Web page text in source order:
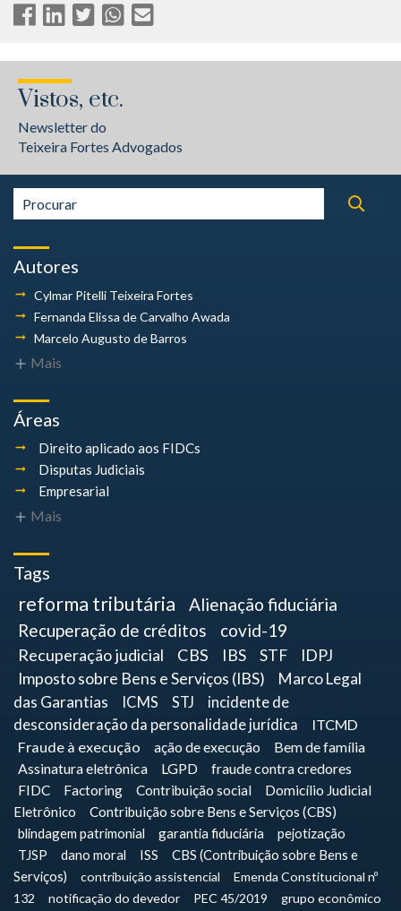
Vistos, etc.
Newsletter do
Teixeira Fortes Advogados
Autores
Cylmar Pitelli Teixeira Fortes
Fernanda Elissa de Carvalho Awada
Marcelo Augusto de Barros
Mais
Áreas
Direito aplicado aos FIDCs
Disputas Judiciais
Empresarial
Mais
Tags
reforma tributária
Alienação fiduciária
Recuperação de créditos
covid-19
Recuperação judicial CBS IBS STF
IDPJ
Imposto sobre Bens e Serviços (IBS)
Marco Legal
das Garantias
ICMS STJ
incidente de
desconsideração da personalidade jurídica
ITCMD
Fraude à execução
ação de execução
Bem de família
Assinatura eletrônica
LGPD fraude contra credores
FIDC Factoring Contribuição social
Domicílio Judicial
Eletrônico
Contribuição sobre Bens e Serviços (CBS)
blindagem patrimonial
garantia fiduciária
pejotização
TJSP
dano moral ISS
CBS (Contribuição sobre Bens e
Serviços)
contribuição assistencial
Emenda Constitucional nº
132
notificação do devedor PEC 45/2019
grupo econômico